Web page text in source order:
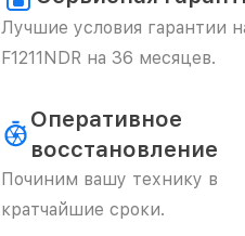
Лучшие условия гарантии
F1211NDR на 36 месяцев.
Оперативное
восстановление
Починим вашу технику в
кратчайшие сроки.